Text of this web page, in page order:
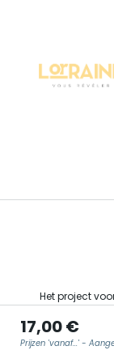
17,00 €
Prijzen 'vanaf...' -
Bureau de
Het project
toeristisch,
Grand Est te
kader van de